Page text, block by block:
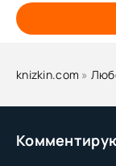
knizkin.com »